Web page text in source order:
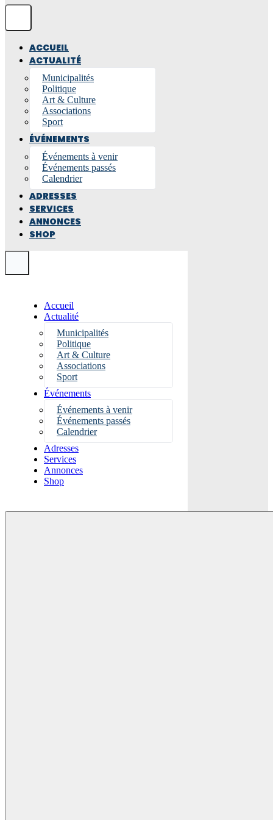
ACCUEIL
ACTUALITÉ
Municipalités
Politique
Art & Culture
Associations
Sport
ÉVÉNEMENTS
Événements à venir
Événements passés
Calendrier
ADRESSES
SERVICES
ANNONCES
SHOP
Accueil
Actualité
Municipalités
Politique
Art & Culture
Associations
Sport
Événements
Événements à venir
Événements passés
Calendrier
Adresses
Services
Annonces
Shop